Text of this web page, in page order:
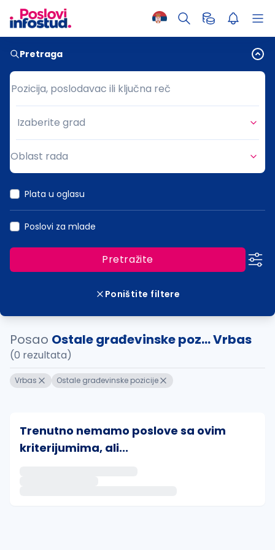
Pretraga
Pozicija, poslodavac ili ključna reč
Pozicija, poslodavac ili ključna reč
Grad
Izaberite grad
Oblast rada
Plata u oglasu
Poslovi za mlade
Pretražite
Poništite filtere
Posao Ostale građevinske poz... Vrbas
(0 rezultata)
Vrbas Ostale građevinske pozicije
Trenutno nemamo poslove sa ovim
kriterijumima, ali...